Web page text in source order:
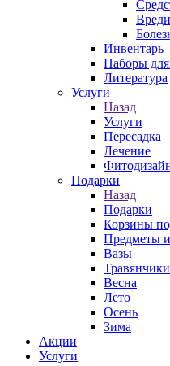
Инвентарь
Наборы для
Литература
Услуги
Назад
Услуги
Пересадка
Лечение
Подарки
Назад
Подарки
Корзины
Предметы
Вазы
Травянчики
Весна
Лето
Осень
Зима
Акции
Услуги